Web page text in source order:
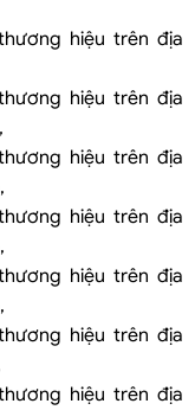
hiệu trên địa
hiệu trên địa
hiệu trên địa
hiệu trên địa
hiệu trên địa
hiệu trên địa
hiệu trên địa